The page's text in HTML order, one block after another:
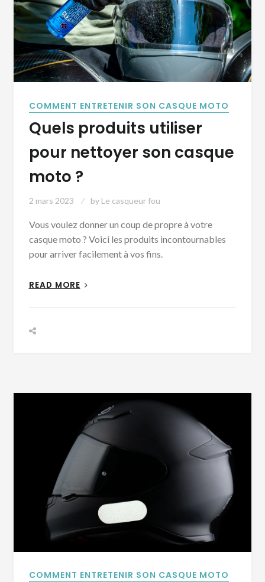
COMMENT ENTRETENIR SON CASQUE MOTO
Quels produits utiliser
pour nettoyer son casque
moto ?
2 mars 2023 by Le casqueur fou
Vous voulez donner un coup de propre à votre
casque moto ? Voici les produits incontournables
pour arriver facilement à vos fins.
READ MORE
COMMENT ENTRETENIR SON CASQUE MOTO